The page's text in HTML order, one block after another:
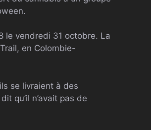
le vendredi 31 octobre. La
en Colombie-
se livraient à des
qu’il n’avait pas de